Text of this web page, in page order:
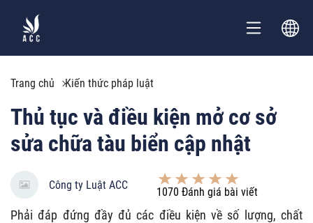
Trang chủ Kiến thức pháp luật
Thủ tục và điều kiện mở cơ sở
sửa chữa tàu biển cập nhật
Công ty Luật ACC
1070 Đánh giá bài viết
Phải đáp đứng đầy đủ các điều kiện về số lượng, chất